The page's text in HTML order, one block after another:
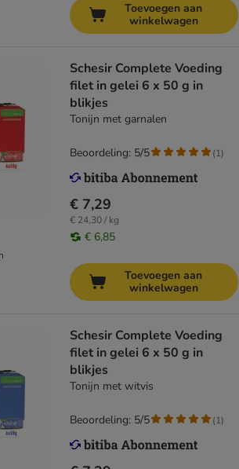
Toevoegen aan
winkelwagen
Schesir Complete Voeding
filet in gelei 6 x 50 g in
blikjes
Tonijn met garnalen
€ 7,29
€ 24,30 / kg
€ 6,85
Beoordeling: 5/5 (1)
Toevoegen aan
winkelwagen
Schesir Complete Voeding
filet in gelei 6 x 50 g in
blikjes
Tonijn met witvis
Beoordeling: 5/5 (1)